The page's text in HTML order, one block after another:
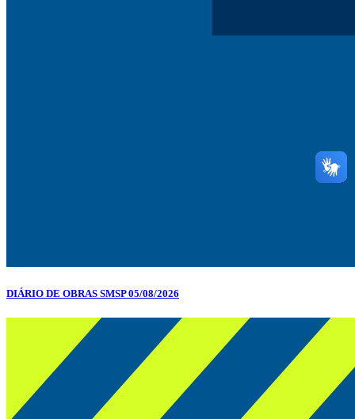
DIÁRIO DE OBRAS SMSP 05/08/2026